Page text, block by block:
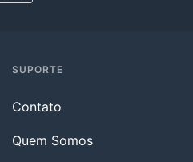
SUPORTE
Contato
Quem Somos